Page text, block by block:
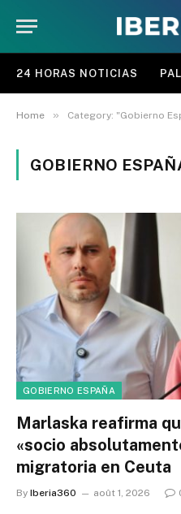
24 HORAS NOTICIAS
Home » Category: "Gobierno
GOBIERNO
GOBIERNO ESPAÑA
Marlaska reafirma
«socio
migratoria en Ceuta
By Iberia360 août 1, 2026